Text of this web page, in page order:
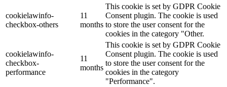
cookielawinfo-
checkbox-others
11
months
This cookie is set by GDPR Cookie
Consent plugin. The cookie is used
to store the user consent for the
cookies in the category "Other.
cookielawinfo-
checkbox-
performance
11
months
This cookie is set by GDPR Cookie
Consent plugin. The cookie is used
to store the user consent for the
cookies in the category
"Performance".